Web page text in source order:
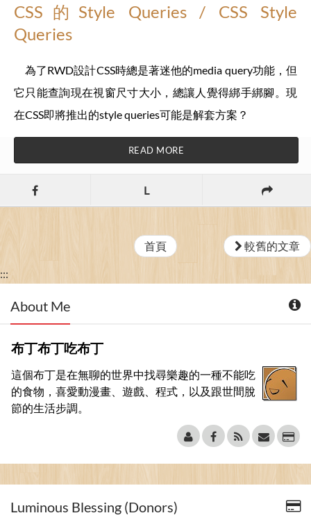
CSS的Style Queries / CSS Style
Queries
為了RWD設計CSS時總是著迷他的media query功能，但
它只能查詢現在視窗尺寸大小，總讓人覺得綁手綁腳。現
在CSS即將推出的style queries可能是解套方案？
READ MORE
L
首頁 較舊的文章
:::
About Me
布丁布丁吃布丁
這個布丁是在無聊的世界中找尋樂趣的一種不能吃
的食物，喜愛動漫畫、遊戲、程式，以及跟世間脫
節的生活步調。
Luminous Blessing (Donors)